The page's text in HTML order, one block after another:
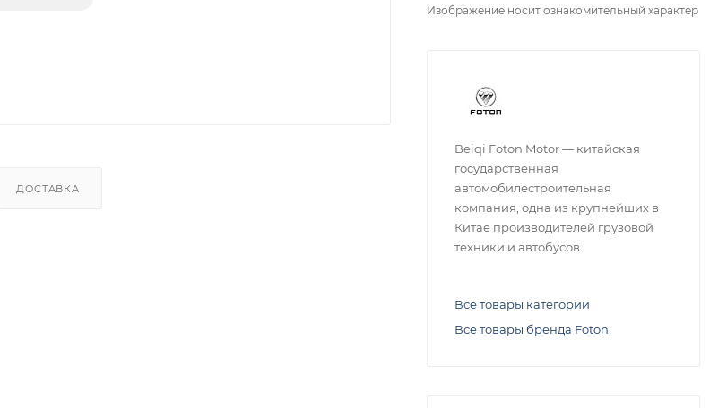
ДОСТАВКА
Изображение носит ознакомительный характер
Beiqi Foton Motor — китайская
государственная
автомобилестроительная
компания, одна из крупнейших в
Китае производителей грузовой
техники и автобусов.
Все товары категории
Все товары бренда Foton